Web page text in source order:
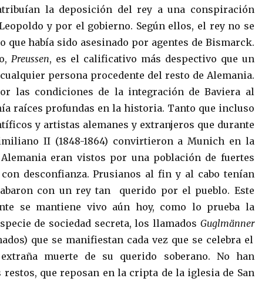
la deposición del rey a una conspiración
y por el gobierno. Según ellos, el rey no se
que había sido asesinado por agentes de Bismarck.
Preussen, es el calificativo más despectivo que un
persona procedente del resto de Alemania.
las condiciones de la integración de Baviera al
raíces profundas en la historia. Tanto que incluso
y artistas alemanes y extranjeros que durante
II (1848-1864) convirtieron a Munich en la
eran vistos por una población de fuertes
desconfianza. Prusianos al fin y al cabo tenían
con un rey tan querido por el pueblo. Este
se mantiene vivo aún hoy, como lo prueba la
de sociedad secreta, los llamados Guglmänner
que se manifiestan cada vez que se celebra el
muerte de su querido soberano. No han
restos, que reposan en la cripta de la iglesia de San